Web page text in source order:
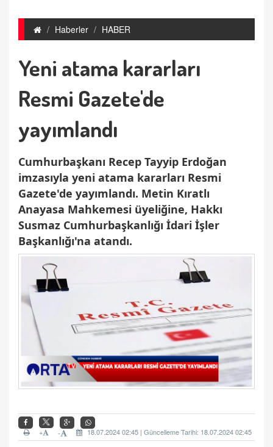
Haberler HABER
Yeni atama kararları
Resmi Gazete'de
yayımlandı
Cumhurbaşkanı Recep Tayyip Erdoğan
imzasıyla yeni atama kararları Resmi
Gazete'de yayımlandı. Metin Kıratlı
Anayasa Mahkemesi üyeliğine, Hakkı
Susmaz Cumhurbaşkanlığı İdari İşler
Başkanlığı'na atandı.
18.07.2024 02:45 | Güncelleme Tarihi: 18.07.2024 02:45
-
+